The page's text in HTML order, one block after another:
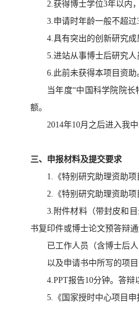
2.获得博士学位3年以内
3.申请时年龄一般不超过
4.具有突出的创新研究成
5.进站从事博士后研究
6.此前未获得本项目资助
当年度“中国科学院院
额。
2014年10月之后进入我
三、申报材料及提交要求
1.《特别研究助理资助
2.《特别研究助理资助项
3.附件材料（带封皮和
书复印件或博士论文预答辩通
已工作人员（含博士后
以及申请书中所写的项
4.PPT报告10分钟。答
5.《国家授时中心项目申